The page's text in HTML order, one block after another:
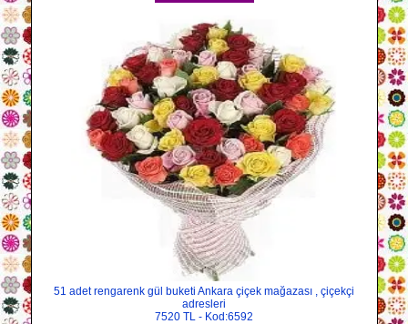
51 adet rengarenk gül buketi Ankara çiçek mağazası , çiçekçi
adresleri
7520 TL - Kod:6592